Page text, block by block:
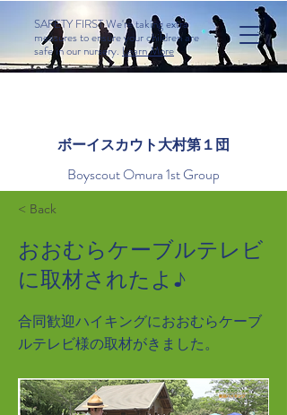
SAFETY FIRST We're taking extra
measures to ensure your children are
safe in our nursery. Learn More
​ボーイスカウト大村第１団
Boyscout Omura 1st Group
< Back
おおむらケーブルテレビ
に取材されたよ♪
合同歓迎ハイキングにおおむらケーブ
ルテレビ様の取材がきました。